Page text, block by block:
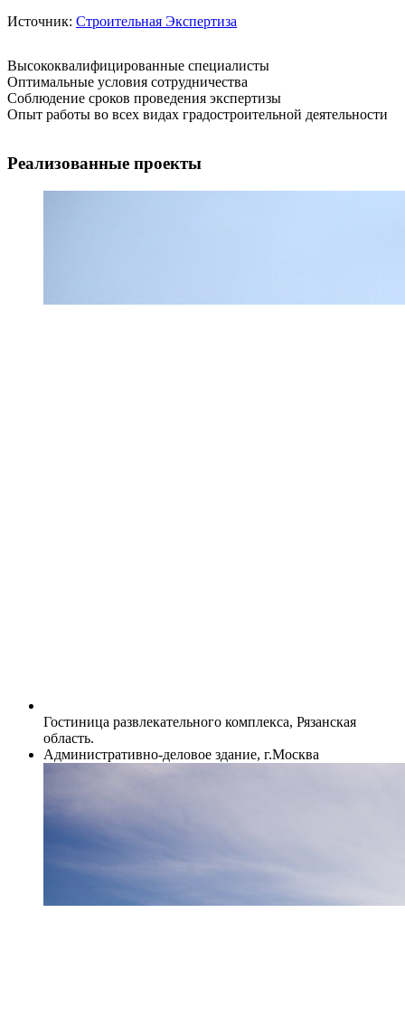
Источник: Строительная Экспертиза
Высококвалифицированные специалисты
Оптимальные условия сотрудничества
Соблюдение сроков проведения экспертизы
Опыт работы во всех видах градостроительной деятельности
Реализованные проекты
Гостиница развлекательного комплекса, Рязанская
область.
Административно-деловое здание, г.Москва